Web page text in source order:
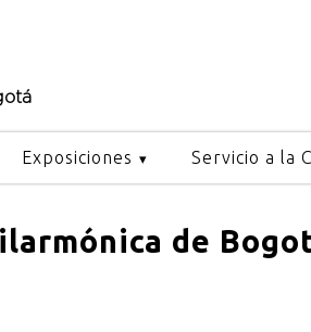
Exposiciones Servicio a la
de